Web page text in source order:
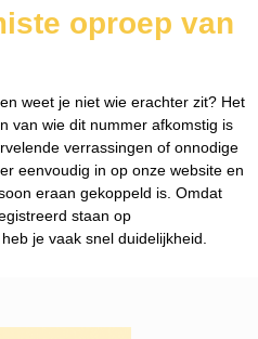
oproep van
weet je niet wie erachter zit? Het
van wie dit nummer afkomstig is
verrassingen of onnodige
eenvoudig in op onze website en
eraan gekoppeld is. Omdat
staan op
je vaak snel duidelijkheid.